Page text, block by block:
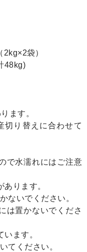
袋）
48kg)
ます。
切り替えに合わせて
で水濡れにはご注意
ります。
ないでください。
は置かないでくださ
ます。
てください。